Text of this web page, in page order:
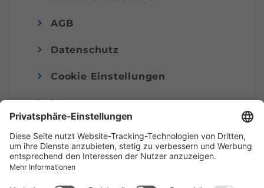
AGB
Datenschutz
Cookie Einstellungen
Impressum